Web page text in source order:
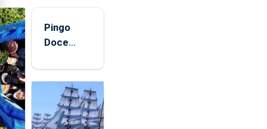
Pingo
Doce
quinta-
feira nova
loja em
São